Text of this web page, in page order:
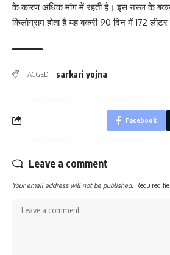
के कारण अधिक मांग में रहती है। इस नस्ल के
किलोग्राम होता है यह बकरी 90 दिन में 172
TAGGED: sarkari yojna
Facebook
Leave a comment
Your email address will not be published. Required